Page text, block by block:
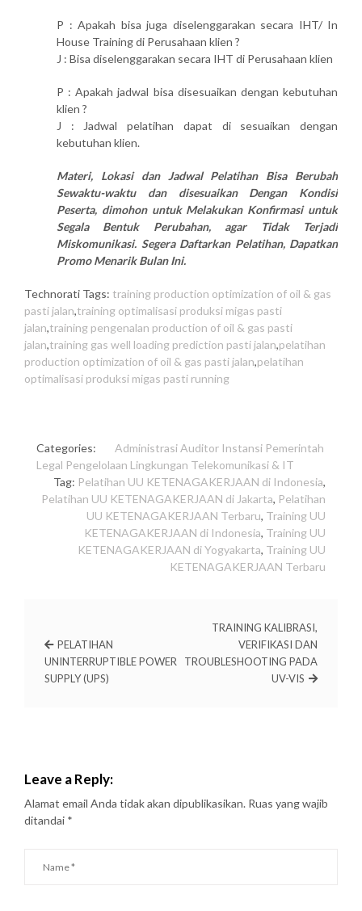
P : Apakah bisa juga diselenggarakan secara IHT/ In
House Training di Perusahaan klien ?
J : Bisa diselenggarakan secara IHT di Perusahaan klien
P : Apakah jadwal bisa disesuaikan dengan kebutuhan
klien ?
J : Jadwal pelatihan dapat di sesuaikan dengan
kebutuhan klien.
Materi, Lokasi dan Jadwal Pelatihan Bisa Berubah
Sewaktu-waktu dan disesuaikan Dengan Kondisi
Peserta, dimohon untuk Melakukan Konfirmasi untuk
Segala Bentuk Perubahan, agar Tidak Terjadi
Miskomunikasi. Segera Daftarkan Pelatihan, Dapatkan
Promo Menarik Bulan Ini.
Technorati Tags: training production optimization of oil & gas
pasti jalan,training optimalisasi produksi migas pasti
jalan,training pengenalan production of oil & gas pasti
jalan,training gas well loading prediction pasti jalan,pelatihan
production optimization of oil & gas pasti jalan,pelatihan
optimalisasi produksi migas pasti running
Categories: AdministrasiAuditor Instansi Pemerintah
Legal Pengelolaan Lingkungan Telekomunikasi & IT
Tag: Pelatihan UU KETENAGAKERJAAN di Indonesia,
Pelatihan UU KETENAGAKERJAAN di Jakarta, Pelatihan
UU KETENAGAKERJAAN Terbaru, Training UU
KETENAGAKERJAAN di Indonesia, Training UU
KETENAGAKERJAAN di Yogyakarta, Training UU
KETENAGAKERJAAN Terbaru
PELATIHAN
UNINTERRUPTIBLE POWER
SUPPLY (UPS)
TRAINING KALIBRASI,
VERIFIKASI DAN
TROUBLESHOOTING PADA
UV-VIS
Leave a Reply:
Alamat email Anda tidak akan dipublikasikan. Ruas yang wajib
ditandai *